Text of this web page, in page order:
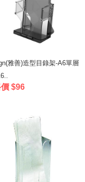
雅善)造型目錄架-A6單層
$96